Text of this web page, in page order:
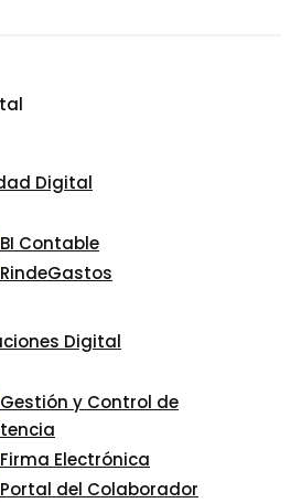
Digital
BI Contable
RindeGastos
Digital
Gestión y Control de
Firma Electrónica
Portal del Colaborador